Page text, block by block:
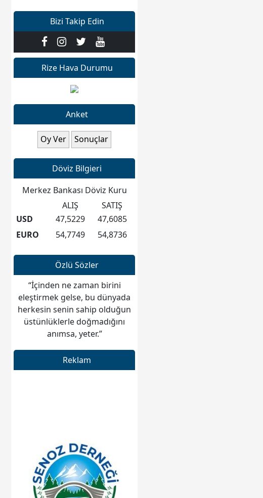
Bizi Takip Edin
Rize Hava Durumu
Anket
Döviz Bilgieri
Merkez Bankası Döviz Kuru
ALIŞ
SATIŞ
USD
47,5229
47,6085
EURO
54,7749 54,8736
Özlü Sözler
“İçinden ne zaman birini
eleştirmek gelse, bu dünyada
herkesin senin sahip olduğun
üstünlüklerle doğmadığını
anımsa, yeter.”
Reklam